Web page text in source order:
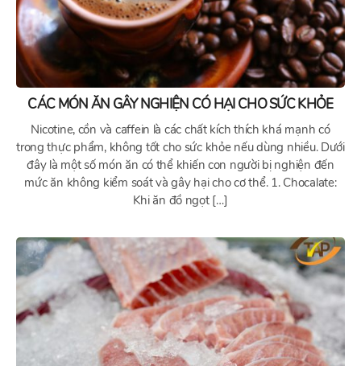
CÁC MÓN ĂN GÂY NGHIỆN CÓ HẠI CHO SỨC KHỎE
Nicotine, cồn và caffein là các chất kích thích khá mạnh có
trong thực phẩm, không tốt cho sức khỏe nếu dùng nhiều. Dưới
đây là một số món ăn có thể khiến con người bị nghiện đến
mức ăn không kiểm soát và gây hại cho cơ thể. 1. Chocalate:
Khi ăn đồ ngọt […]